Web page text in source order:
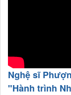
Nghệ sĩ
"Hành trình